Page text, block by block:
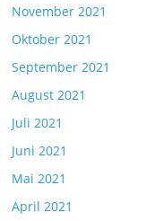
November 2021
Oktober 2021
September 2021
August 2021
Juli 2021
Juni 2021
Mai 2021
April 2021